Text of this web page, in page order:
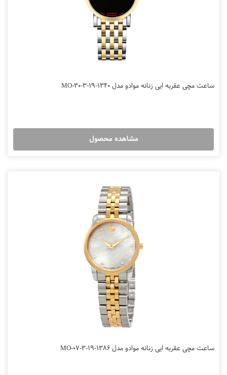
ساعت مچی عقربه ایی زنانه موادو مدل MO-30-3-19-1340
مشاهده محصول
ساعت مچی عقربه ایی زنانه موادو مدل MO-07-3-19-1386